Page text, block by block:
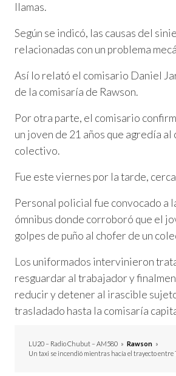
llamas.
Según se indicó, las causas del
relacionadas con un problema
Así lo relató el comisario Daniel
de la comisaría de Rawson.
Por otra parte, el comisario
un joven de 21 años que agredía al
colectivo.
Fue este viernes por la tarde,
Personal policial fue convocado a
ómnibus donde corroboró que el
golpes de puño al chofer de un
Los uniformados intervinieron
resguardar al trabajador y
reducir y detener al irascible
trasladado hasta la comisaría
LU20 – Radio Chubut – AM580 » Rawson »
Un taxi se incendió mientras hacía el trayecto entre